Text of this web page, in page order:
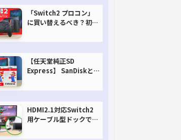
「Switch2 プロコン」
に買い替えるべき？初代
【任天堂純正SD
Express】 SanDiskと
HDMI2.1対応Switch2
用ケーブル型ドックで省